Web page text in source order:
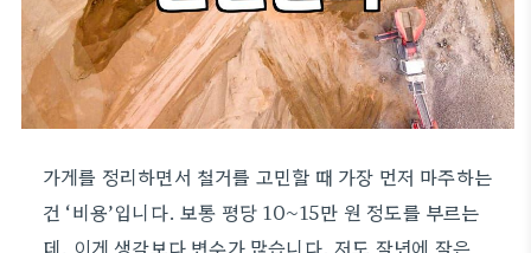
가게를 정리하면서 철거를 고민할 때 가장 먼저 마주하는
건 ‘비용’입니다. 보통 평당 10~15만 원 정도를 부르는
데, 이게 생각보다 변수가 많습니다. 저도 작년에 작은